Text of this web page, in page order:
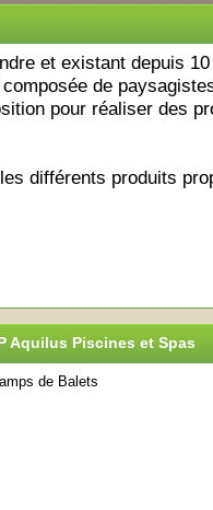
et existant depuis
de
pour réaliser des
différents produits
Aquilus Piscines et Spas
de Balets